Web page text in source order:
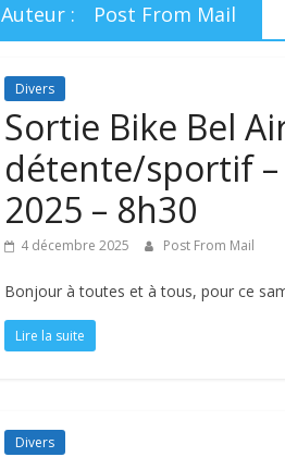
Auteur : Post From Mail
Divers
Sortie Bike Bel
détente/sportif
2025 – 8h30
4 décembre 2025 Post From Mail
Bonjour à toutes et à tous, pour ce
Lire la suite
Divers